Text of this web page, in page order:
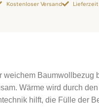
Kostenloser Versand Lieferzeit
Baumwollbezug
Wärme wird durch
hilft, die Fülle der